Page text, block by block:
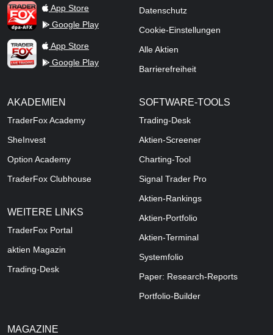
TraderFox dpa-AFX ProFeed
App Store
Google Play
TraderFox Live Trading
App Store
Google Play
Datenschutz
Cookie-Einstellungen
Alle Aktien
Barrierefreiheit
AKADEMIEN
TraderFox Academy
SheInvest
Option Academy
TraderFox Clubhouse
WEITERE LINKS
TraderFox Portal
aktien Magazin
Trading-Desk
SOFTWARE-TOOLS
Trading-Desk
Aktien-Screener
Charting-Tool
Signal Trader Pro
Aktien-Rankings
Aktien-Portfolio
Aktien-Terminal
Systemfolio
Paper: Research-Reports
Portfolio-Builder
MAGAZINE